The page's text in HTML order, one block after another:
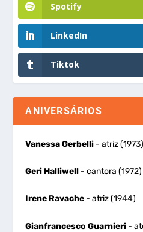
Spotify
LinkedIn
Tiktok
ANIVERSÁRIOS
Vanessa Gerbelli - atriz (1973)
Geri Halliwell - cantora (1972)
Irene Ravache - atriz (1944)
Gianfrancesco Guarnieri -